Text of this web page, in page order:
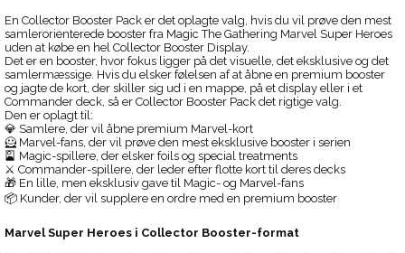
En Collector Booster Pack er det oplagte valg, hvis du vil prøve den mest
samlerorienterede booster fra Magic The Gathering Marvel Super Heroes
uden at købe en hel Collector Booster Display.
Det er en booster, hvor fokus ligger på det visuelle, det eksklusive og det
samlermæssige. Hvis du elsker følelsen af at åbne en premium booster
og jagte de kort, der skiller sig ud i en mappe, på et display eller i et
Commander deck, så er Collector Booster Pack det rigtige valg.
Den er oplagt til:
💎 Samlere, der vil åbne premium Marvel-kort
🦸 Marvel-fans, der vil prøve den mest eksklusive booster i serien
🎴 Magic-spillere, der elsker foils og special treatments
⚔️ Commander-spillere, der leder efter flotte kort til deres decks
🎁 En lille, men eksklusiv gave til Magic- og Marvel-fans
📦 Kunder, der vil supplere en ordre med en premium booster
Marvel Super Heroes i Collector Booster-format